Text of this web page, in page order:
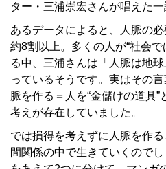
ター・三浦崇宏さんが唱えた一
あるデータによると、人脈の
約8割以上。多くの人が“社会
る中、三浦さんは「人脈は地
っているそうです。実はその
脈を作る＝人を“金儲けの道具”
考えが存在していました。
では損得を考えずに人脈を作
間関係の中で生きていくので